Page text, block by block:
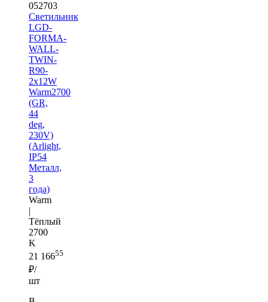
052703
Светильник
LGD-
FORMA-
WALL-
TWIN-
R90-
2x12W
Warm2700
(GR,
44
deg,
230V)
(Arlight,
IP54
Металл,
3
года)
Warm
|
Тёплый
2700
K
21 16655
₽/
шт